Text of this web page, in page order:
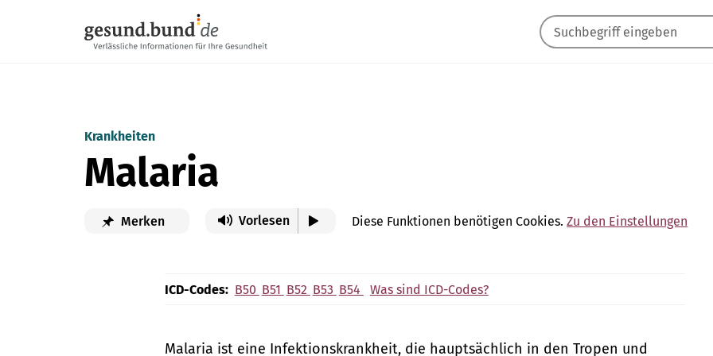
Krankheiten
Malaria
Merken Vorlesen Diese Funktionen benötigen Cookies.Zu den Einstellungen
ICD-Codes: B50 B51 B52 B53 B54 Was sind ICD-Codes?
Malaria ist eine Infektionskrankheit, die hauptsächlich in den Tropen und